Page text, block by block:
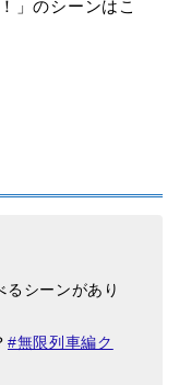
」のシーンはこ
シーンがあり
#無限列車編ク